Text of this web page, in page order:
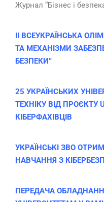
Журнал “Бізнес і
ІІ ВСЕУКРАЇНСЬКА
ТА МЕХАНІЗМИ
БЕЗПЕКИ”
25 УКРАЇНСЬКИХ
ТЕХНІКУ ВІД ПРОЄКТУ
КІБЕРФАХІВЦІВ
УКРАЇНСЬКІ ЗВО
НАВЧАННЯ З
ПЕРЕДАЧА